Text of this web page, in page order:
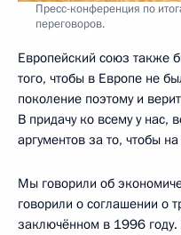
Пресс-конференция по
переговоров.
Европейский союз также
того, чтобы в Европе не
поколение поэтому и
В придачу ко всему у нас,
аргументов за то, чтобы
Мы говорили об
говорили о соглашении о
заключённом в 1996 году.